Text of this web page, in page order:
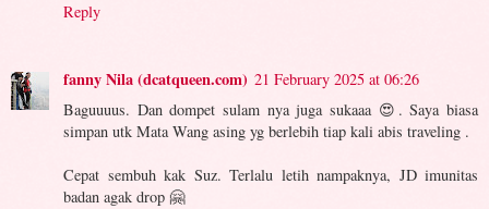
Reply
fanny Nila (dcatqueen.com) 21 February 2025 at 06:26
Baguuuus. Dan dompet sulam nya juga sukaaa 😍. Saya biasa
simpan utk Mata Wang asing yg berlebih tiap kali abis traveling .
Cepat sembuh kak Suz. Terlalu letih nampaknya, JD imunitas
badan agak drop 🤗